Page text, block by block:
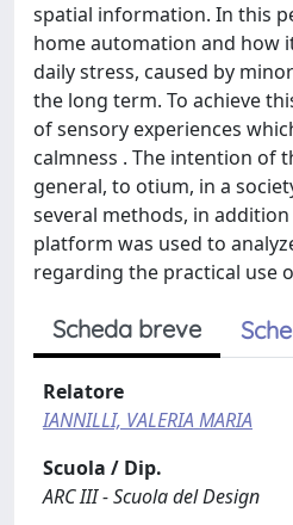
spatial information. In this
home automation and how
daily stress, caused by
the long term. To achieve
of sensory experiences
calmness . The intention of
general, to otium, in a
several methods, in
platform was used to
regarding the practical use
Scheda breve
Relatore
IANNILLI, VALERIA MARIA
Scuola / Dip.
ARC III - Scuola del Design